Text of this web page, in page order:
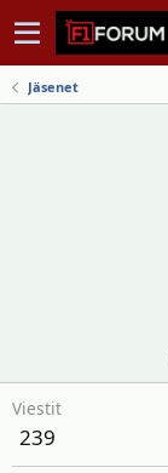
Jäsenet
Viestit
239